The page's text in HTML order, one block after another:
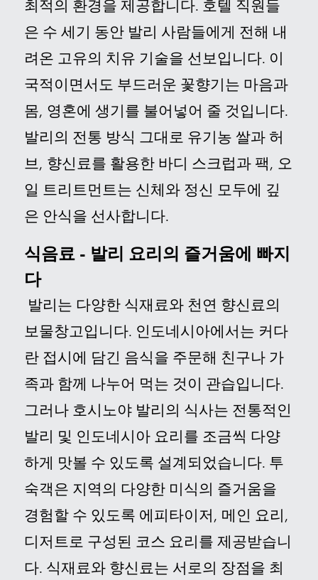
최적의 환경을 제공합니다. 호텔 직원들
은 수 세기 동안 발리 사람들에게 전해 내
려온 고유의 치유 기술을 선보입니다. 이
국적이면서도 부드러운 꽃향기는 마음과
몸, 영혼에 생기를 불어넣어 줄 것입니다.
발리의 전통 방식 그대로 유기농 쌀과 허
브, 향신료를 활용한 바디 스크럽과 팩, 오
일 트리트먼트는 신체와 정신 모두에 깊
은 안식을 선사합니다.
식음료 - 발리 요리의 즐거움에 빠지
다
발리는 다양한 식재료와 천연 향신료의
보물창고입니다. 인도네시아에서는 커다
란 접시에 담긴 음식을 주문해 친구나 가
족과 함께 나누어 먹는 것이 관습입니다.
그러나 호시노야 발리의 식사는 전통적인
발리 및 인도네시아 요리를 조금씩 다양
하게 맛볼 수 있도록 설계되었습니다. 투
숙객은 지역의 다양한 미식의 즐거움을
경험할 수 있도록 에피타이저, 메인 요리,
디저트로 구성된 코스 요리를 제공받습니
다. 식재료와 향신료는 서로의 장점을 최